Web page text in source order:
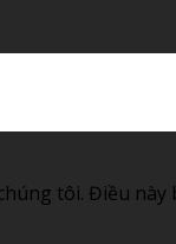
tôi. Điều